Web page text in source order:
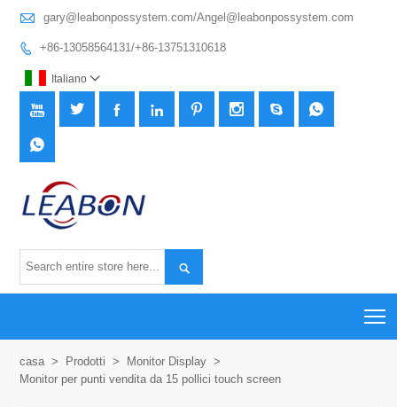
 gary@leabonpossystem.com/Angel@leabonpossystem.com
 +86-13058564131/+86-13751310618
Italiano 
       


casa > Prodotti > Monitor Display >
Monitor per punti vendita da 15 pollici touch screen